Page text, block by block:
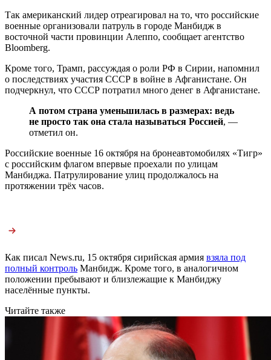
Так американский лидер отреагировал на то, что российские
военные организовали патруль в городе Манбидж в
восточной части провинции Алеппо, сообщает агентство
Bloomberg.
Кроме того, Трамп, рассуждая о роли РФ в Сирии, напомнил
о последствиях участия СССР в войне в Афганистане. Он
подчеркнул, что СССР потратил много денег в Афганистане.
А потом страна уменьшилась в размерах: ведь
не просто так она стала называться Россией, —
отметил он.
Российские военные 16 октября на бронеавтомобилях «Тигр»
с российским флагом впервые проехали по улицам
Манбиджа. Патрулирование улиц продолжалось на
протяжении трёх часов.
Как писал News.ru, 15 октября сирийская армия взяла под
полный контроль Манбидж. Кроме того, в аналогичном
положении пребывают и близлежащие к Манбиджу
населённые пункты.
Читайте также